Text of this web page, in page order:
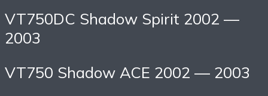
VT750DC Shadow Spirit 2002 —
2003
VT750 Shadow ACE 2002 — 2003